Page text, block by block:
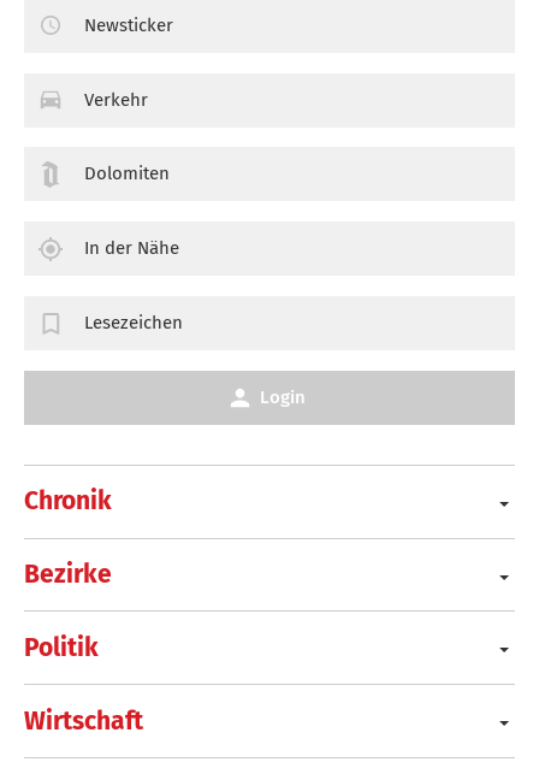
Chronik
Bezirke
Politik
Wirtschaft
Newsticker
Verkehr
Dolomiten
In der Nähe
Lesezeichen
Login